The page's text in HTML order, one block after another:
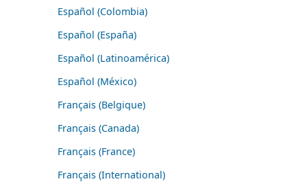
Español (Colombia)
Español (España)
Español (Latinoamérica)
Español (México)
Français (Belgique)
Français (Canada)
Français (France)
Français (International)